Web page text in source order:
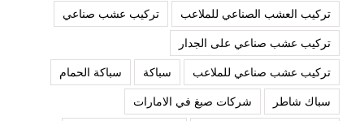
تركيب العشب الصناعي للملاعب
تركيب عشب صناعي
تركيب عشب صناعي على الجدار
تركيب عشب صناعي للملاعب
سباكة
سباكة الحمام
سباك شاطر
شركات صبغ في الامارات